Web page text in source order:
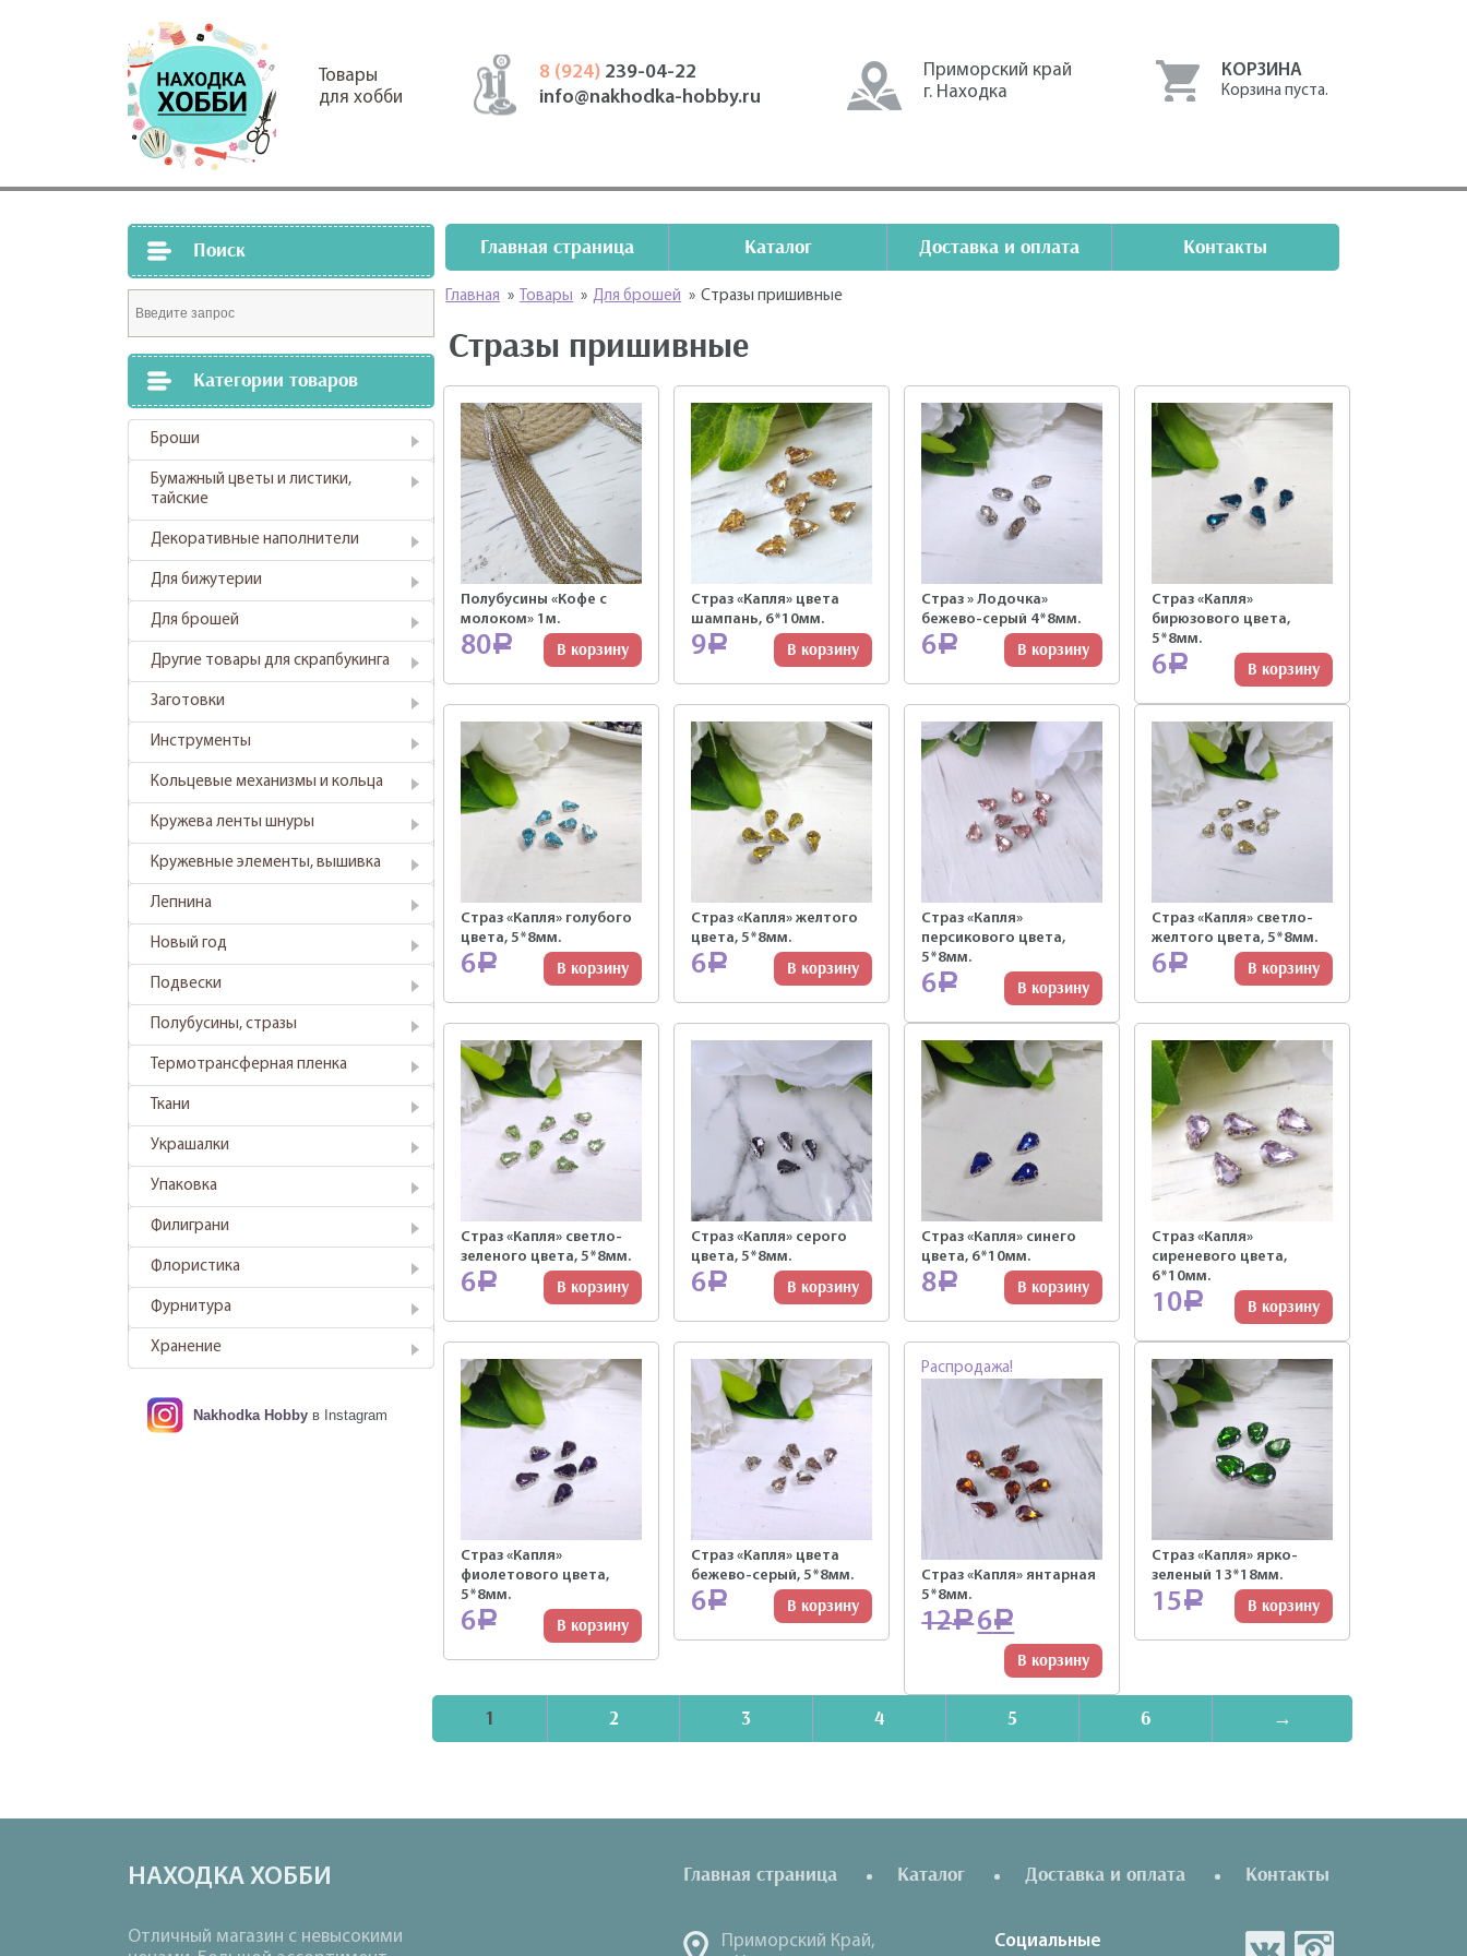
Товары
для хобби
8 (924) 239-04-22
info@nakhodka-hobby.ru
Приморский край
г. Находка
КОРЗИНА
Корзина пуста.
Поиск
Категории товаров
Броши
Бумажный цветы и листики,
тайские
Декоративные наполнители
Для бижутерии
Для брошей
Другие товары для скрапбукинга
Заготовки
Инструменты
Кольцевые механизмы и кольца
Кружева ленты шнуры
Кружевные элементы, вышивка
Лепнина
Новый год
Подвески
Полубусины, стразы
Термотрансферная пленка
Ткани
Украшалки
Упаковка
Филиграни
Флористика
Фурнитура
Хранение
Nakhodka Hobby в Instagram
Главная страница Каталог Доставка и оплата Контакты
Главная » Товары » Для брошей » Стразы пришивные
Стразы пришивные
Полубусины «Кофе с
молоком» 1м.
80Р В корзину
Страз «Капля» цвета
шампань, 6*10мм.
9Р В корзину
Страз » Лодочка»
бежево-серый 4*8мм.
6Р В корзину
Страз «Капля»
бирюзового цвета,
5*8мм.
6Р В корзину
Страз «Капля» голубого
цвета, 5*8мм.
6Р В корзину
Страз «Капля» желтого
цвета, 5*8мм.
6Р В корзину
Страз «Капля»
персикового цвета,
5*8мм.
6Р В корзину
Страз «Капля» светло-
желтого цвета, 5*8мм.
6Р В корзину
Страз «Капля» светло-
зеленого цвета, 5*8мм.
6Р В корзину
Страз «Капля» серого
цвета, 5*8мм.
6Р В корзину
Страз «Капля» синего
цвета, 6*10мм.
8Р В корзину
Страз «Капля»
сиреневого цвета,
6*10мм.
10Р В корзину
Страз «Капля»
фиолетового цвета,
5*8мм.
6Р В корзину
Страз «Капля» цвета
бежево-серый, 5*8мм.
6Р В корзину
Распродажа!
Страз «Капля» янтарная
5*8мм.
12Р6Р
В корзину
Страз «Капля» ярко-
зеленый 13*18мм.
15Р В корзину
1 2 3 4 5 6 →
НАХОДКА ХОББИ
Отличный магазин с невысокими
Главная страница Каталог Доставка и оплата Контакты
Приморский Край,
Социальные